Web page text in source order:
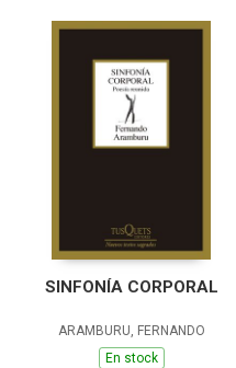
SINFONÍA CORPORAL
ARAMBURU, FERNANDO
En stock